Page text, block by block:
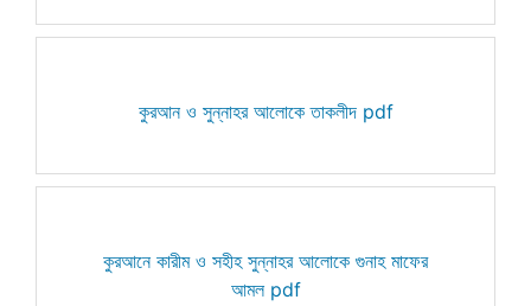
কুরআন ও সুন্নাহর আলোকে তাকলীদ pdf
কুরআনে কারীম ও সহীহ সুন্নাহর আলোকে গুনাহ মাফের
আমল pdf